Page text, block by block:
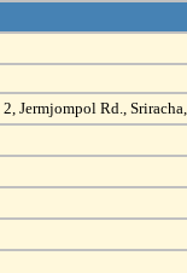
2, Jermjompol Rd.,